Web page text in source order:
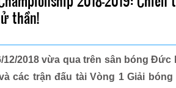
thần!
12/2018 vừa qua trên sân bóng Đức
các trận đấu tài Vòng 1 Giải